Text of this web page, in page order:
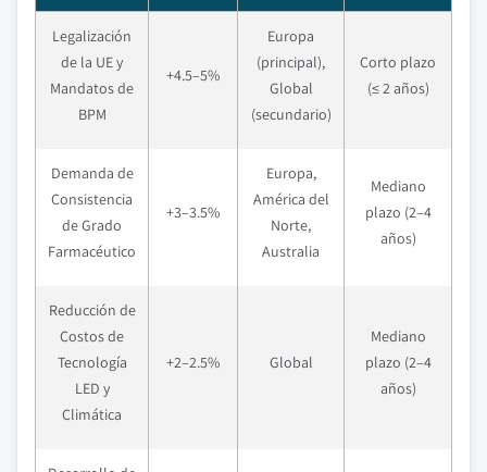
Legalización
de la UE y
Mandatos de
BPM
+4.5–5%
Europa
(principal),
Global
(secundario)
Corto plazo
(≤ 2 años)
Demanda de
Consistencia
de Grado
Farmacéutico
+3–3.5%
Europa,
América del
Norte,
Australia
Mediano
plazo (2–4
años)
Reducción de
Costos de
Tecnología
LED y
Climática
+2–2.5% Global
Mediano
plazo (2–4
años)